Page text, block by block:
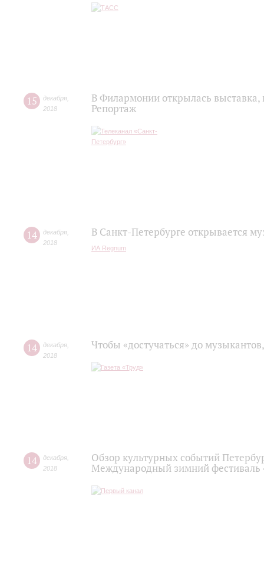
15 декабря
2018
В Филармонии открылась
Репортаж
14 декабря
2018
В Санкт-Петербурге открывается
ИА Regnum
14 декабря
2018
Чтобы «достучаться» до
14 декабря
2018
Обзор культурных событий
Международный зимний фестиваль